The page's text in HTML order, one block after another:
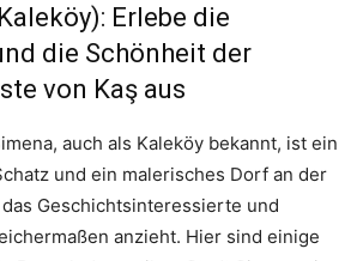
Erlebe die
die Schönheit der
von Kaş aus
auch als Kaleköy bekannt, ist ein
und ein malerisches Dorf an der
Geschichtsinteressierte und
anzieht. Hier sind einige